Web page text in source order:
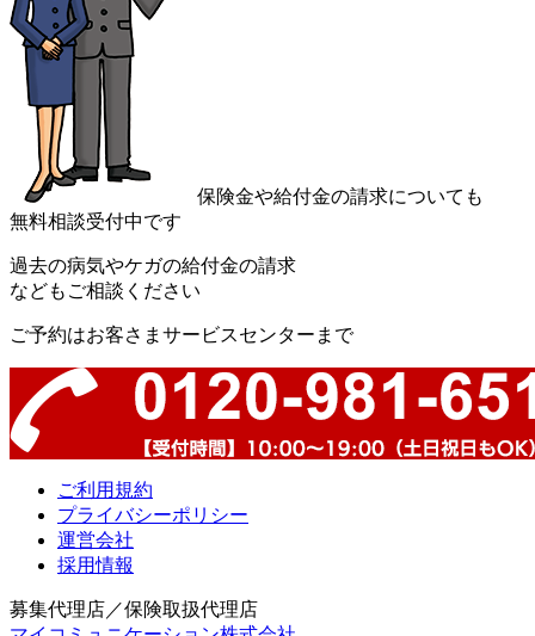
保険金や給付金の請求についても
無料相談受付中です
過去の病気やケガの給付金の請求
などもご相談ください
ご予約はお客さまサービスセンターまで
ご利用規約
プライバシーポリシー
運営会社
採用情報
募集代理店／保険取扱代理店